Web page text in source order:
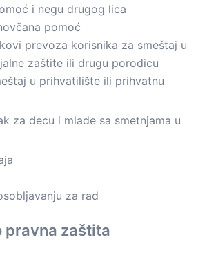
i negu drugog lica
pomoć
prevoza korisnika za smeštaj u
zaštite ili drugu porodicu
u prihvatilište ili prihvatnu
za decu i mlade sa smetnjama u
za rad
pravna zaštita